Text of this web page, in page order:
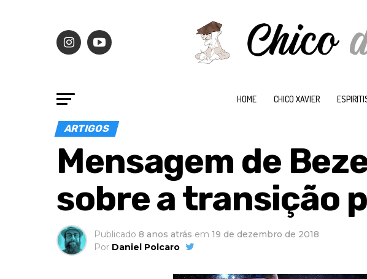
HOME CHICO XAVIER
ARTIGOS
Mensagem de
sobre a transição
Publicado 8 anos atrás em 19 de dezembro de 2018
Por Daniel Polcaro